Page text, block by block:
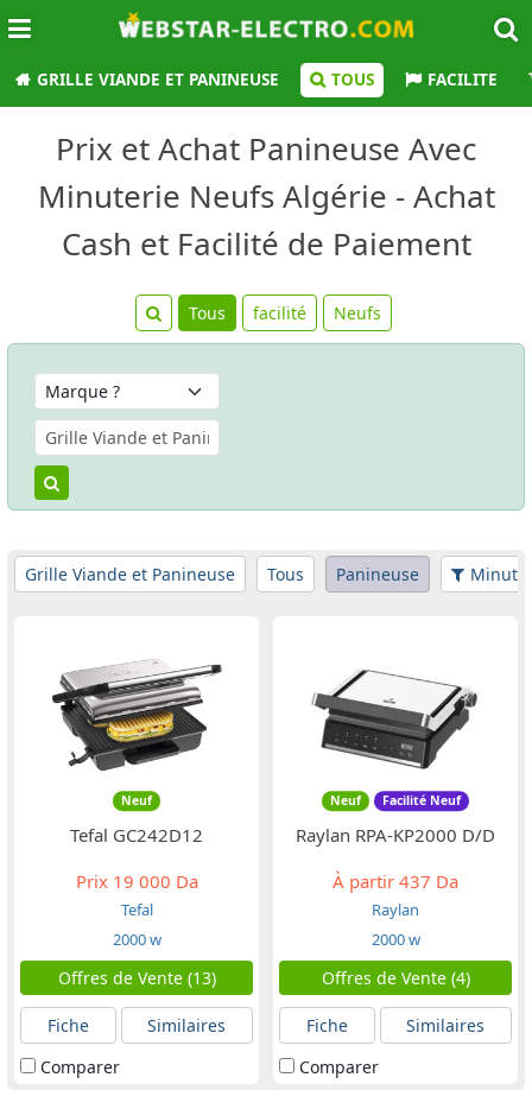
GRILLE VIANDE ET PANINEUSE TOUS FACILITE
Prix et Achat Panineuse Avec
Minuterie Neufs Algérie - Achat
Cash et Facilité de Paiement
Tous facilité Neufs
Grille Viande et Panineuse Tous Panineuse
Neuf
Tefal GC242D12
Prix19 000 Da
Tefal
2000 w
Offres de Vente (13)
Fiche
Similaires
Comparer
Neuf Facilité Neuf
Raylan RPA-KP2000 D/D
À partir 437 Da
Raylan
2000 w
Offres de Vente (4)
Fiche
Similaires
Comparer